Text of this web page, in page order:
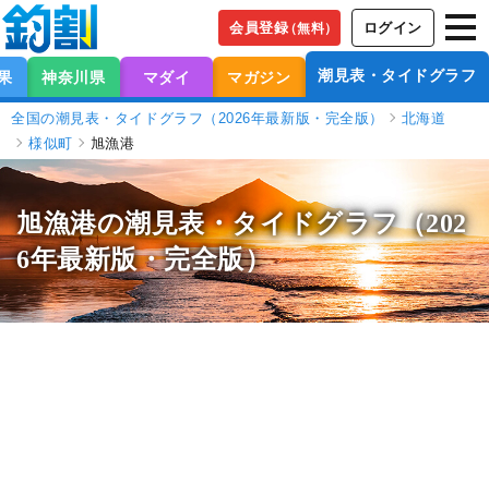
会員登録（無料） ログイン
神奈川県 マダイ マガジン 潮見表・タイドグラフ
全国の潮見表・タイドグラフ（2026年最新版・完全版）
北海道
様似町
旭漁港
旭漁港の潮見表・タイドグラフ（202
6年最新版・完全版）